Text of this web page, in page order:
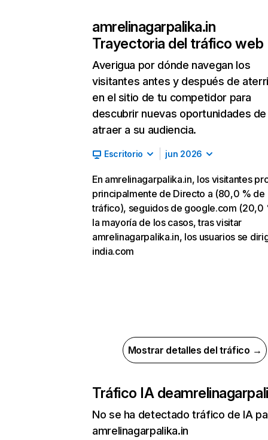
amrelinagarpalika.in
Trayectoria del tráfico web
Averigua por dónde navegan los
visitantes antes y después de
en el sitio de tu competidor para
descubrir nuevas oportunidades de
atraer a su audiencia.
Escritorio jun 2026
En amrelinagarpalika.in, los visitantes
principalmente de Directo a (80,0 % de
tráfico), seguidos de google.com (20,0
la mayoría de los casos, tras visitar
amrelinagarpalika.in, los usuarios se
india.com
Mostrar detalles del tráfico →
Tráfico IA de
No se ha detectado tráfico de IA
amrelinagarpalika.in